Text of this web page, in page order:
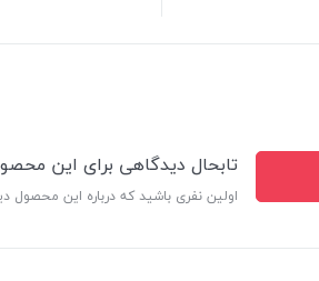
تابحال دیدگاهی برای این
اولین نفری باشید که درباره این محصول